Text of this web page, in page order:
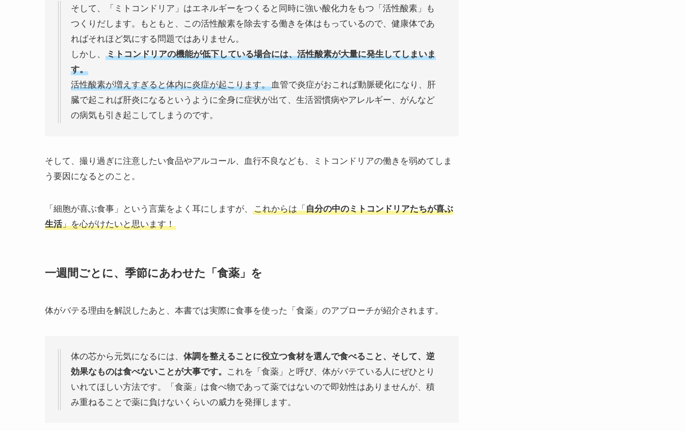
そして、「ミトコンドリア」はエネルギーをつくると同時に強い酸化力をもつ「活性酸素」も
つくりだします。もともと、この活性酸素を除去する働きを体はもっているので、健康体であ
ればそれほど気にする問題ではありません。
しかし、
ミトコンドリアの機能が低下している場合には、活性酸素が大量に発生してしまいま
す。
活性酸素が増えすぎると体内に炎症が起こります。 血管で炎症がおこれば動脈硬化になり、肝
臓で起これば肝炎になるというように全身に症状が出て、生活習慣病やアレルギー、がんなど
の病気も引き起こしてしまうのです。
そして、撮り過ぎに注意したい食品やアルコール、血行不良なども、ミトコンドリアの働きを弱めてしま
う要因になるとのこと。
「細胞が喜ぶ食事」という言葉をよく耳にしますが、 これからは「自分の中のミトコンドリアたちが喜ぶ
生活」を心がけたいと思います！
一週間ごとに、季節にあわせた「食薬」を
体がバテる理由を解説したあと、本書では実際に食事を使った「食薬」のアプローチが紹介されます。
体の芯から元気になるには、 体調を整えることに役立つ食材を選んで食べること、そして、逆
効果なものは食べないことが大事です。
これを「食薬」と呼び、体がバテている人にぜひとり
いれてほしい方法です。「食薬」は食べ物であって薬ではないので即効性はありませんが、積
み重ねることで薬に負けないくらいの威力を発揮します。